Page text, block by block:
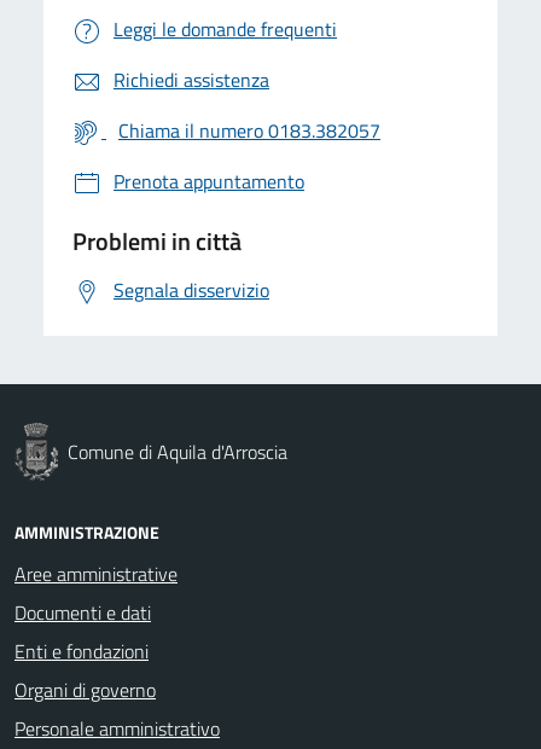
Leggi le domande frequenti
Richiedi assistenza
Chiama il numero 0183.382057
Prenota appuntamento
Problemi in città
Segnala disservizio
Comune di Aquila d'Arroscia
AMMINISTRAZIONE
Aree amministrative
Documenti e dati
Enti e fondazioni
Organi di governo
Personale amministrativo